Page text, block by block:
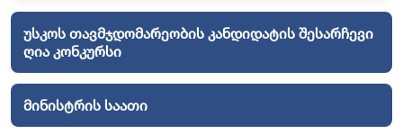
უსკოს თავმჯდომარეობის კანდიდატის შესარჩევი
ღია კონკურსი
მინისტრის საათი